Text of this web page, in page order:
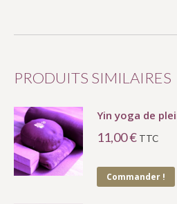
PRODUITS SIMILAIRES
Yin yoga de
11,00€ TTC
Commander !